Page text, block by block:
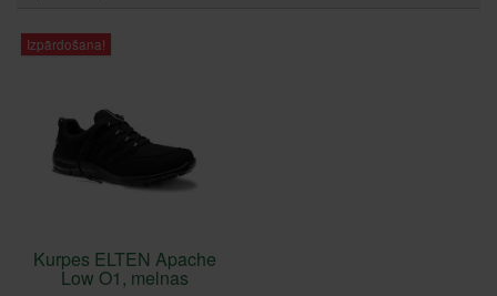
Izpārdošana!
Kurpes ELTEN Apache
Low O1, melnas